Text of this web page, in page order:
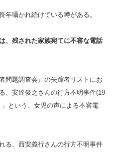
年囁かれ続けている噂がある。
、残された家族宛てに不審な電話
問題調査会』の失踪者リストにお
、安達俊之さんの行方不明事件(19
」という、女児の声による不審電
る、西安義行さんの行方不明事件